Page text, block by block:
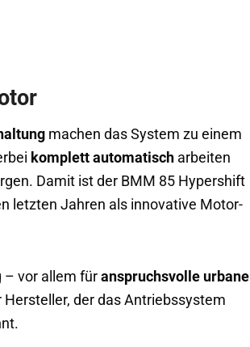
machen das System zu einem
komplett automatisch arbeiten
Damit ist der BMM 85 Hypershift
letzten Jahren als innovative Motor-
– vor allem für anspruchsvolle urbane
der das Antriebssystem